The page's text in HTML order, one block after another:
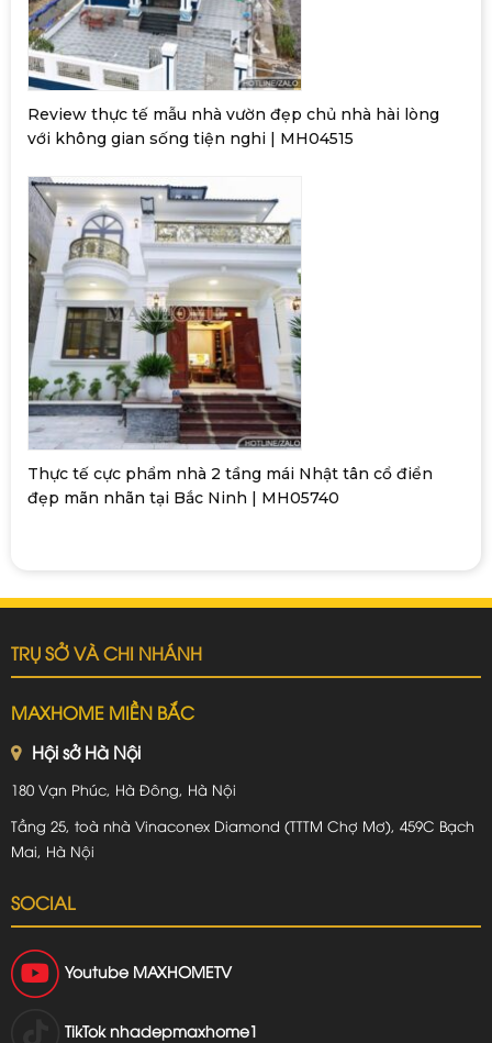
Review thực tế mẫu nhà vườn đẹp chủ nhà hài lòng
với không gian sống tiện nghi | MH04515
Thực tế cực phẩm nhà 2 tầng mái Nhật tân cổ điển
đẹp mãn nhãn tại Bắc Ninh | MH05740
TRỤ SỞ VÀ CHI NHÁNH
MAXHOME MIỀN BẮC
Hội sở Hà Nội
180 Vạn Phúc, Hà Đông, Hà Nội
Tầng 25, toà nhà Vinaconex Diamond (TTTM Chợ Mơ), 459C Bạch
Mai, Hà Nội
SOCIAL
Youtube MAXHOMETV
TikTok nhadepmaxhome1